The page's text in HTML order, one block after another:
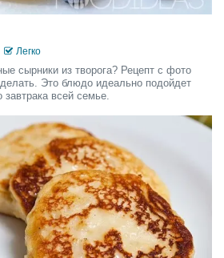
Легко
сырники из творога? Рецепт с фото
Это блюдо идеально подойдет
завтрака всей семье.